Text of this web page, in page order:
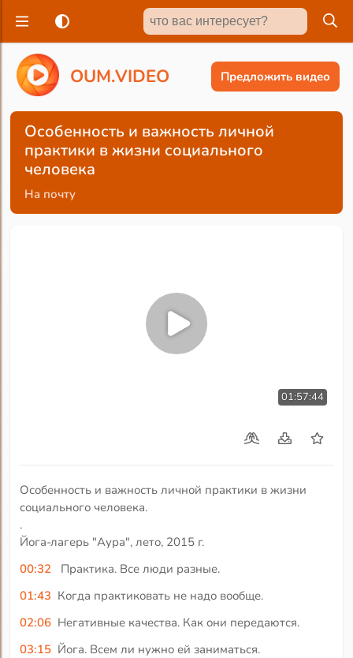
OUM.VIDEO Предложить видео
Особенность и важность личной
практики в жизни социального
человека
На почту
01:57:44
Особенность и важность личной практики в жизни
социального человека.
.
Йога-лагерь "Аура", лето, 2015 г.
00:32
Практика. Все люди разные.
01:43 Когда практиковать не надо вообще.
02:06 Негативные качества. Как они передаются.
03:15 Йога. Всем ли нужно ей заниматься.